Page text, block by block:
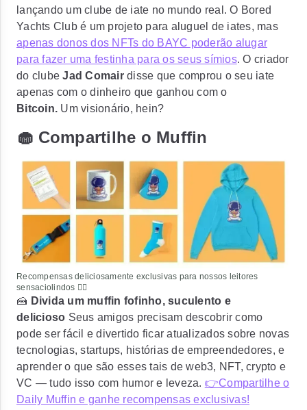
lançando um clube de iate no mundo real.O Bored
Yachts Club é um projeto para aluguel de iates, mas
apenas donos dos NFTs do BAYC poderão alugar
para fazer uma festinha para os seus símios. O criador
do clubeJad Comairdisse que comprou o seu iate
apenas com o dinheiro que ganhou com o
Bitcoin. Um visionário, hein?
🧁 Compartilhe o Muffin
Recompensas deliciosamente exclusivas para nossos leitores
sensaciolindos ❤️‍🔥
🍰 Divida um muffin fofinho, suculento e
delicioso Seus amigos precisam descobrir como
pode ser fácil e divertido ficar atualizados sobre novas
tecnologias, startups, histórias de empreendedores, e
aprender o que são esses tais de web3, NFT, crypto e
VC — tudo isso com humor e leveza. 👉Compartilhe o
Daily Muffin e ganhe recompensas exclusivas!